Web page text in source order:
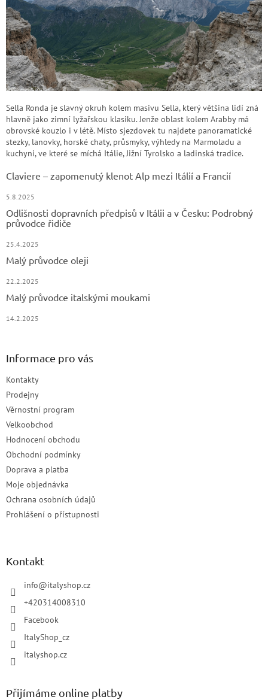
Sella Ronda je slavný okruh kolem masivu Sella, který většina lidí zná
hlavně jako zimní lyžařskou klasiku. Jenže oblast kolem Arabby má
obrovské kouzlo i v létě. Místo sjezdovek tu najdete panoramatické
stezky, lanovky, horské chaty, průsmyky, výhledy na Marmoladu a
kuchyni, ve které se míchá Itálie, Jižní Tyrolsko a ladinská tradice.
Claviere – zapomenutý klenot Alp mezi Itálií a Francií
5.8.2025
Odlišnosti dopravních předpisů v Itálii a v Česku: Podrobný
průvodce řidiče
25.4.2025
Malý průvodce oleji
22.2.2025
Malý průvodce italskými moukami
14.2.2025
Informace pro vás
Kontakty
Prodejny
Věrnostní program
Velkoobchod
Hodnocení obchodu
Obchodní podmínky
Doprava a platba
Moje objednávka
Ochrana osobních údajů
Prohlášení o přístupnosti
Kontakt
info@italyshop.cz
+420314008310
Facebook
ItalyShop_cz
italyshop.cz
Přijímáme online platby